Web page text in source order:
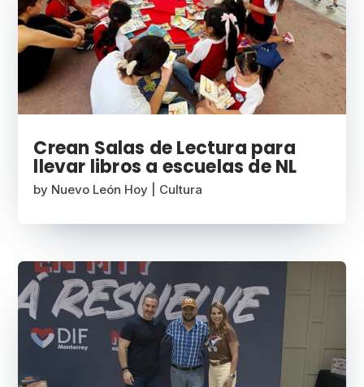
Crean Salas de Lectura para
llevar libros a escuelas de NL
by Nuevo León Hoy Cultura